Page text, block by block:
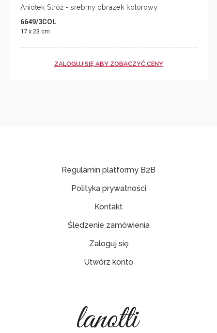
Aniołek Stróż - srebrny obrazek kolorowy
6649/3COL
17 x 23 cm
ZALOGUJ SIĘ ABY ZOBACZYĆ CENY
Regulamin platformy B2B
Polityka prywatności
Kontakt
Śledzenie zamówienia
Zaloguj się
Utwórz konto